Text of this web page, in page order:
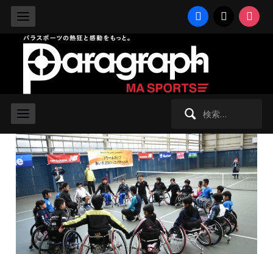
facebook
2015/12/14 月曜日 -
ひろげようテニスの輪！ 丸山コーチ
が、絆深めるジュニアのチーム戦を
初開催